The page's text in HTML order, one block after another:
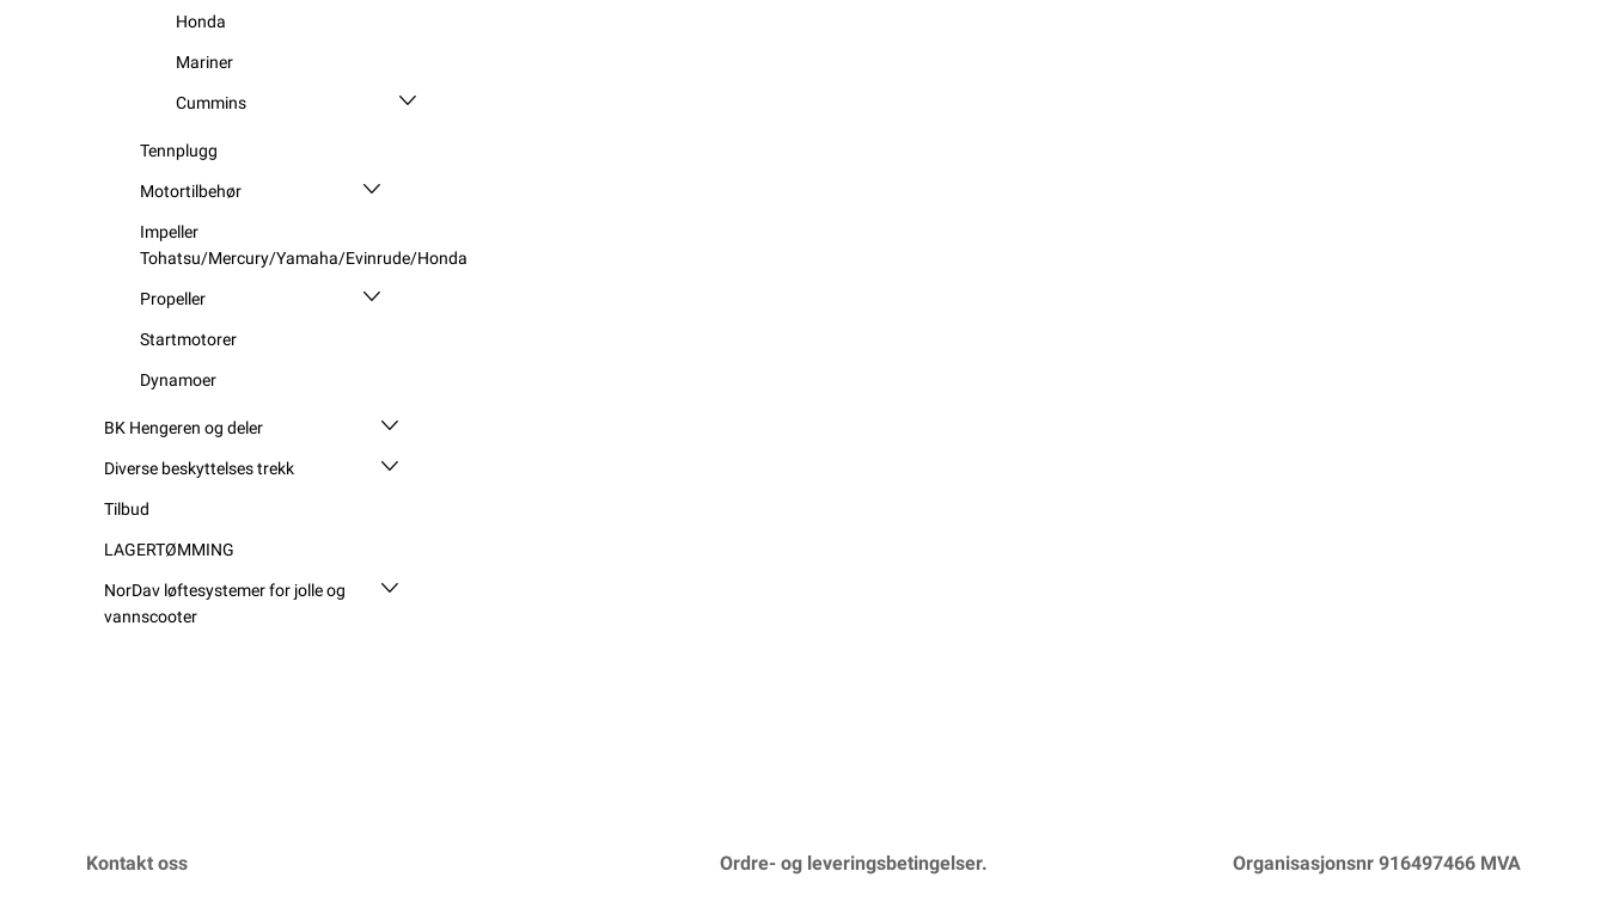
Honda
Mariner
Cummins
Tennplugg
Motortilbehør
Impeller
Tohatsu/Mercury/Yamaha/Evinrude/Honda
Propeller
Startmotorer
Dynamoer
BK Hengeren og deler
Diverse beskyttelses trekk
Tilbud
LAGERTØMMING
NorDav løftesystemer for jolle og
vannscooter
Kontakt oss Ordre- og leveringsbetingelser. Organisasjonsnr 916497466 MVA